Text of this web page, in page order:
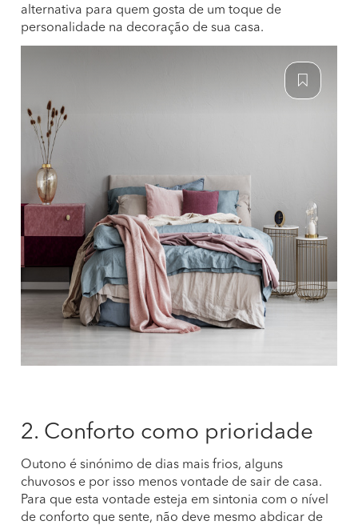
alternativa para quem gosta de um toque de
personalidade na decoração de sua casa.
2. Conforto como prioridade
Outono é sinónimo de dias mais frios, alguns
chuvosos e por isso menos vontade de sair de casa.
Para que esta vontade esteja em sintonia com o nível
de conforto que sente, não deve mesmo abdicar de